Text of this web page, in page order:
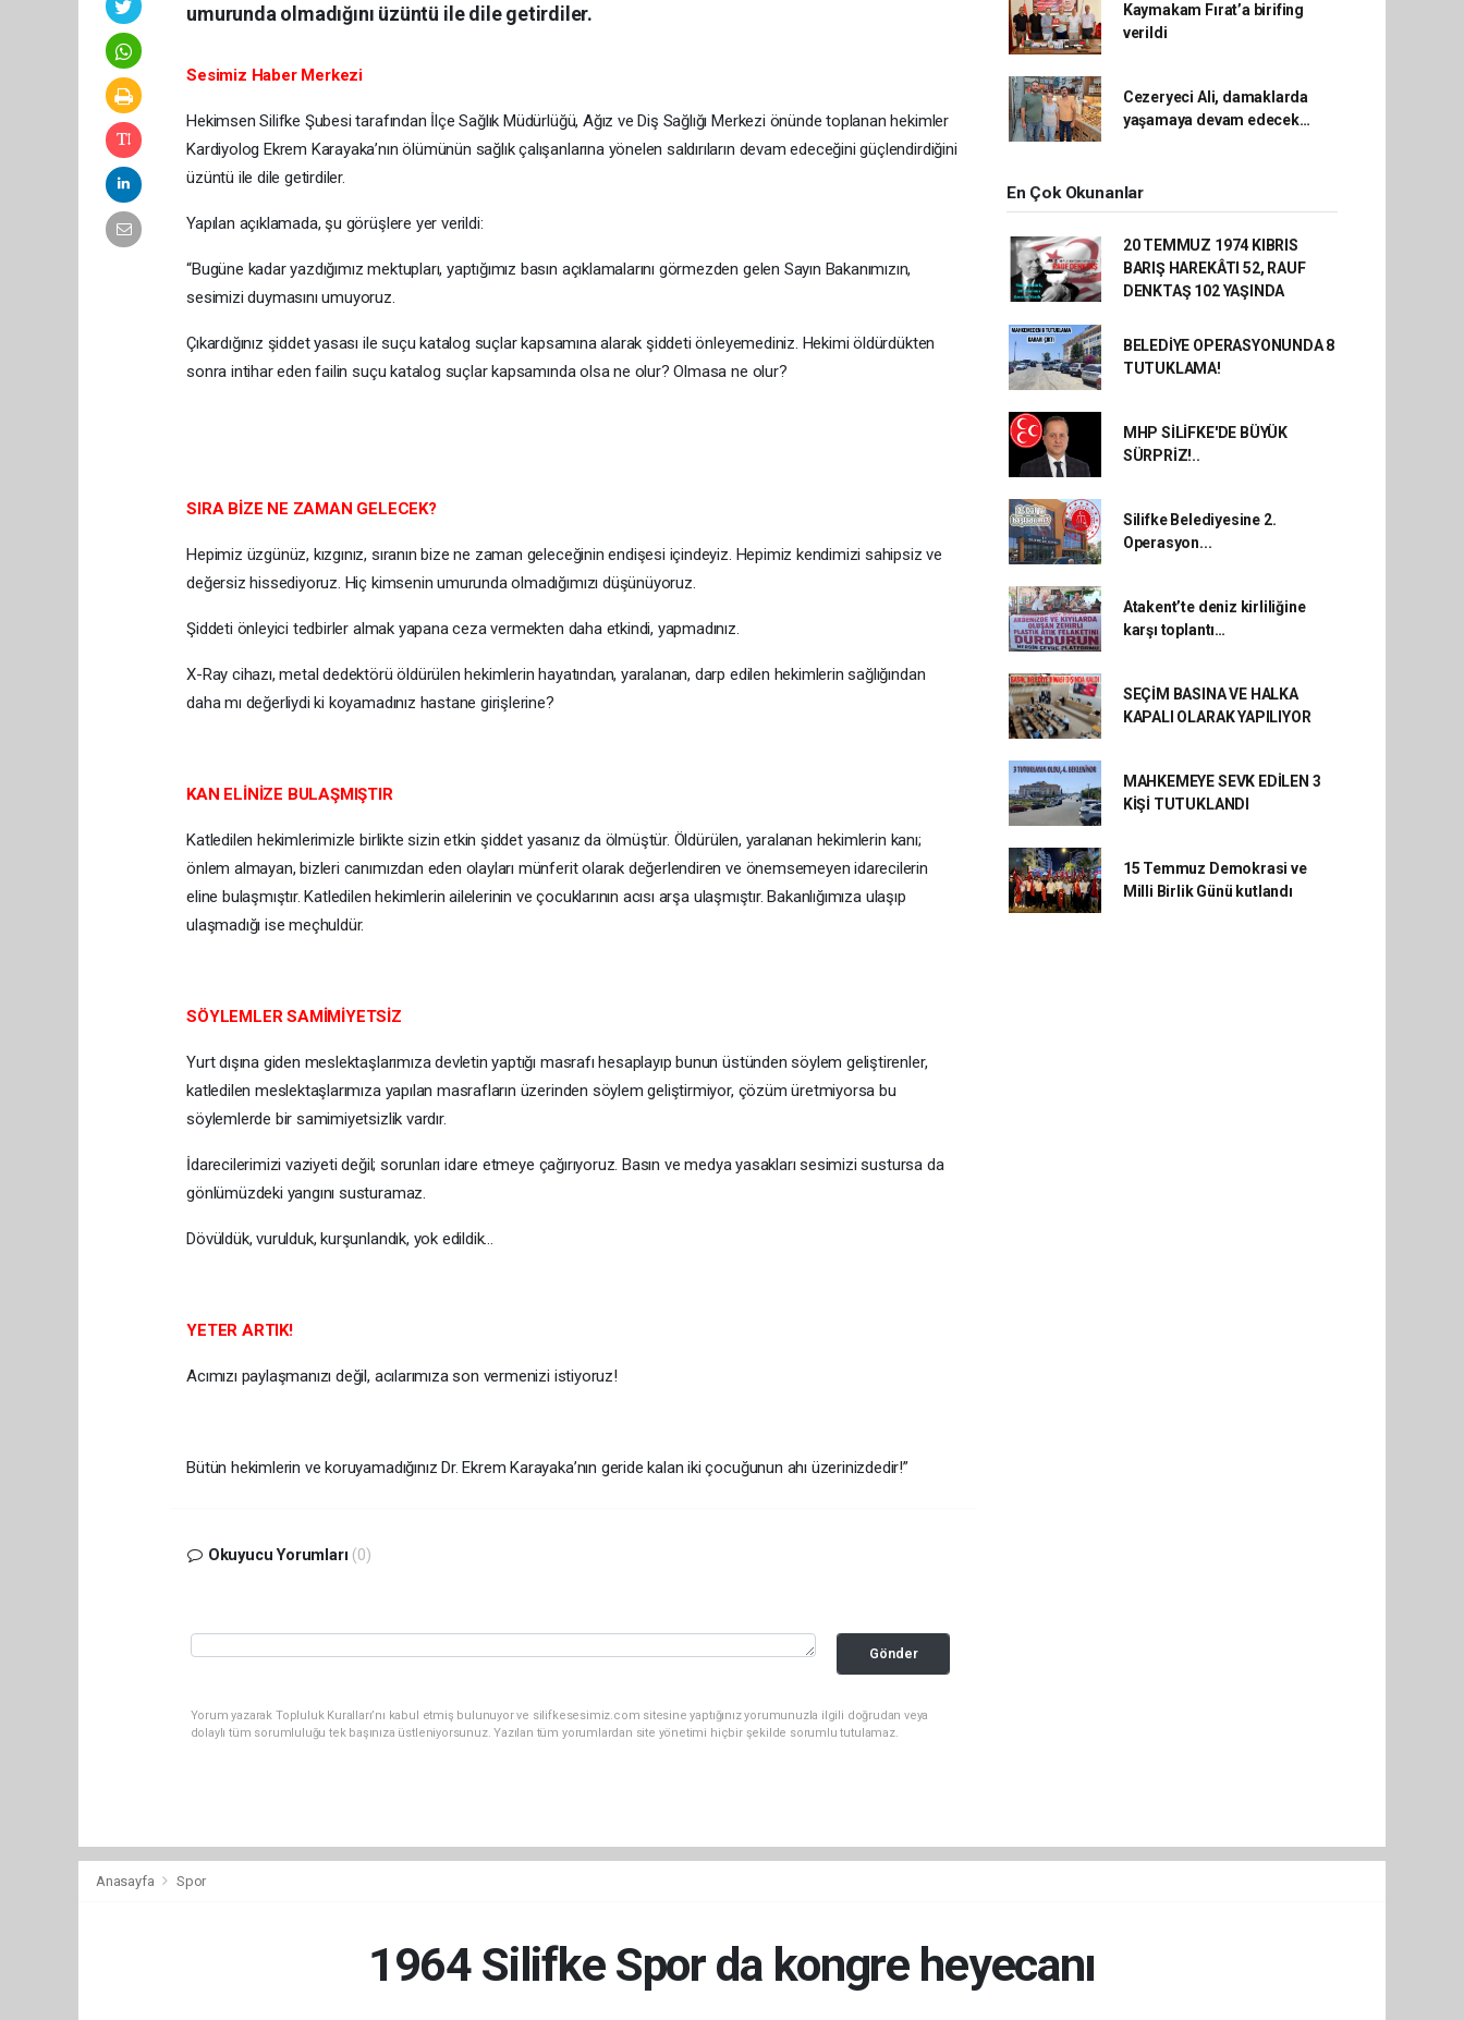
umurunda olmadığını üzüntü ile dile getirdiler.
Sesimiz Haber Merkezi
Hekimsen Silifke Şubesi tarafından İlçe Sağlık Müdürlüğü, Ağız ve Diş Sağlığı Merkezi önünde toplanan hekimler
Kardiyolog Ekrem Karayaka’nın ölümünün sağlık çalışanlarına yönelen saldırıların devam edeceğini güçlendirdiğini
üzüntü ile dile getirdiler.
Yapılan açıklamada, şu görüşlere yer verildi:
“Bugüne kadar yazdığımız mektupları, yaptığımız basın açıklamalarını görmezden gelen Sayın Bakanımızın,
sesimizi duymasını umuyoruz.
Çıkardığınız şiddet yasası ile suçu katalog suçlar kapsamına alarak şiddeti önleyemediniz. Hekimi öldürdükten
sonra intihar eden failin suçu katalog suçlar kapsamında olsa ne olur? Olmasa ne olur?
SIRA BİZE NE ZAMAN GELECEK?
Hepimiz üzgünüz, kızgınız, sıranın bize ne zaman geleceğinin endişesi içindeyiz. Hepimiz kendimizi sahipsiz ve
değersiz hissediyoruz. Hiç kimsenin umurunda olmadığımızı düşünüyoruz.
Şiddeti önleyici tedbirler almak yapana ceza vermekten daha etkindi, yapmadınız.
X-Ray cihazı, metal dedektörü öldürülen hekimlerin hayatından, yaralanan, darp edilen hekimlerin sağlığından
daha mı değerliydi ki koyamadınız hastane girişlerine?
KAN ELİNİZE BULAŞMIŞTIR
Katledilen hekimlerimizle birlikte sizin etkin şiddet yasanız da ölmüştür. Öldürülen, yaralanan hekimlerin kanı;
önlem almayan, bizleri canımızdan eden olayları münferit olarak değerlendiren ve önemsemeyen idarecilerin
eline bulaşmıştır. Katledilen hekimlerin ailelerinin ve çocuklarının acısı arşa ulaşmıştır. Bakanlığımıza ulaşıp
ulaşmadığı ise meçhuldür.
SÖYLEMLER SAMİMİYETSİZ
Yurt dışına giden meslektaşlarımıza devletin yaptığı masrafı hesaplayıp bunun üstünden söylem geliştirenler,
katledilen meslektaşlarımıza yapılan masrafların üzerinden söylem geliştirmiyor, çözüm üretmiyorsa bu
söylemlerde bir samimiyetsizlik vardır.
İdarecilerimizi vaziyeti değil; sorunları idare etmeye çağırıyoruz. Basın ve medya yasakları sesimizi sustursa da
gönlümüzdeki yangını susturamaz.
Dövüldük, vurulduk, kurşunlandık, yok edildik…
YETER ARTIK!
Acımızı paylaşmanızı değil, acılarımıza son vermenizi istiyoruz!
Bütün hekimlerin ve koruyamadığınız Dr. Ekrem Karayaka’nın geride kalan iki çocuğunun ahı üzerinizdedir!”
Okuyucu Yorumları (0)
Gönder
Yorum yazarak Topluluk Kuralları’nı kabul etmiş bulunuyor ve silifkesesimiz.com sitesine yaptığınız yorumunuzla ilgili doğrudan veya
dolaylı tüm sorumluluğu tek başınıza üstleniyorsunuz. Yazılan tüm yorumlardan site yönetimi hiçbir şekilde sorumlu tutulamaz.
Kaymakam Fırat’a birifing
verildi
Cezeryeci Ali, damaklarda
yaşamaya devam edecek…
En Çok Okunanlar
20 TEMMUZ 1974 KIBRIS
BARIŞ HAREKÂTI 52, RAUF
DENKTAŞ 102 YAŞINDA
BELEDİYE OPERASYONUNDA 8
TUTUKLAMA!
MHP SİLİFKE'DE BÜYÜK
SÜRPRİZ!..
Silifke Belediyesine 2.
Operasyon...
Atakent’te deniz kirliliğine
karşı toplantı…
SEÇİM BASINA VE HALKA
KAPALI OLARAK YAPILIYOR
MAHKEMEYE SEVK EDİLEN 3
KİŞİ TUTUKLANDI
15 Temmuz Demokrasi ve
Milli Birlik Günü kutlandı
Anasayfa Spor
1964 Silifke Spor da kongre heyecanı